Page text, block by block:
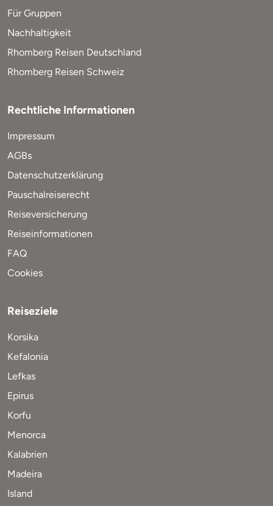
Für Gruppen
Nachhaltigkeit
Rhomberg Reisen Deutschland
Rhomberg Reisen Schweiz
Rechtliche Informationen
Impressum
AGBs
Datenschutzerklärung
Pauschalreiserecht
Reiseversicherung
Reiseinformationen
FAQ
Cookies
Reiseziele
Korsika
Kefalonia
Lefkas
Epirus
Korfu
Menorca
Kalabrien
Madeira
Island